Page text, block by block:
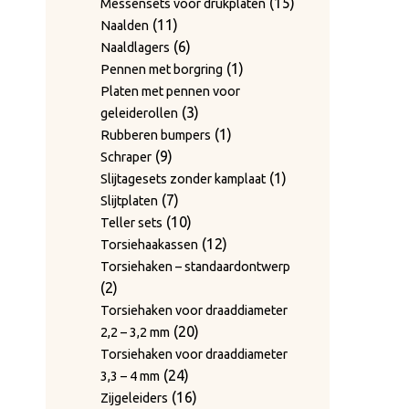
producten
Dekzeilhaken 15
Deurvergrendelingshaak, boven
Deurvergrendelingshaak, lager
Diefstalbeveiliging voor
rolcontainers
2
producten
Dubbelwerkende hydrauliek –
componenten
producten
DURAFLEX-afdekkingen 25
25
Enkelwerkende hydrauliek –
componenten
77
producten
Excentrische sluitingen
producten
Excentrische, zijdelings
gemonteerde sluitingen
producten
Gaas 2222
producten
Gasveerliften 33
producten
Gasveren 55
producten
Haakpunten 77
producten
Haken 4545
Messensets voor drukplaten
Naalden 1111
producten
Naaldlagers 66
producten
Pennen met borgring 11
product
Platen met pennen voor
geleiderollen
33
producten
Rubberen bumpers 11
Schraper 99
producten
Slijtagesets zonder kamplaat 11
Slijtplaten 77
producten
Teller sets 1010
producten
Torsiehaakassen 1212
producten
Torsiehaken – standaardontwerp
22
producten
Torsiehaken voor draaddiameter
2,2 – 3,2 mm
2020
producten
Torsiehaken voor draaddiameter
3,3 – 4 mm
2424
producten
Zijgeleiders 1616